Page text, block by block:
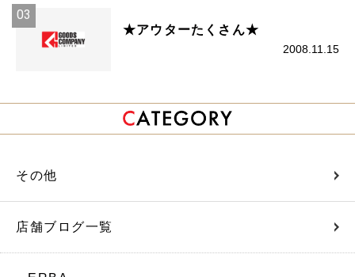
★アウターたくさん★
2008.11.15
その他
店舗ブログ一覧